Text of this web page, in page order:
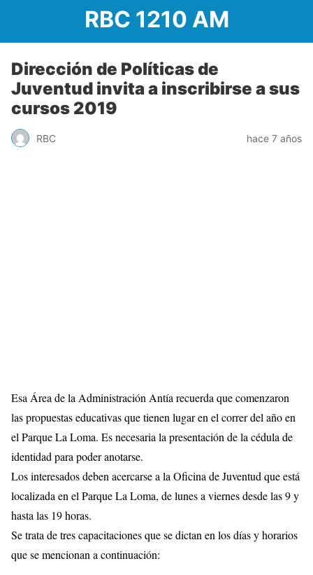
RBC 1210 AM
Dirección de Políticas de
Juventud invita a inscribirse a sus
cursos 2019
RBC hace 7 años
Esa Área de la Administración Antía recuerda que comenzaron
las propuestas educativas que tienen lugar en el correr del año en
el Parque La Loma. Es necesaria la presentación de la cédula de
identidad para poder anotarse.
Los interesados deben acercarse a la Oficina de Juventud que está
localizada en el Parque La Loma, de lunes a viernes desde las 9 y
hasta las 19 horas.
Se trata de tres capacitaciones que se dictan en los días y horarios
que se mencionan a continuación: